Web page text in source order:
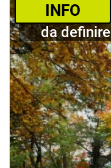
­INFO
da definire